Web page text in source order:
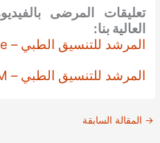
تعليقات المرضى
العالية بنا:
المرشد للتنسيق الطبي – YouTube
المرشد للتنسيق الطبي – INSTAGRAM
→ المقالة السابقة